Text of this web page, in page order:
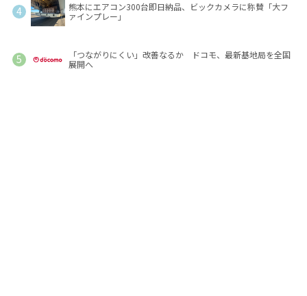
熊本にエアコン300台即日納品、ビックカメラに称賛「大フ
ァインプレー」
「つながりにくい」改善なるか ドコモ、最新基地局を全国
展開へ